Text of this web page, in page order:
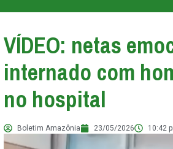
VÍDEO: netas
internado com
no hospital
Boletim Amazônia 23/05/2026 10:42